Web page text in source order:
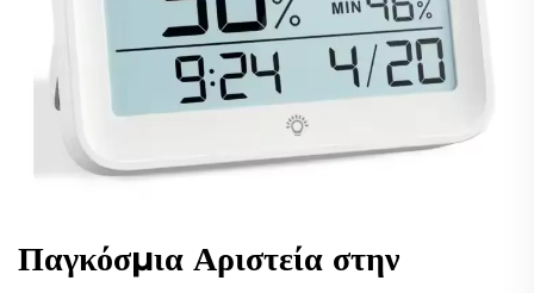
Παγκόσμια Αριστεία στην